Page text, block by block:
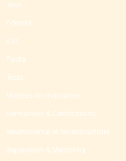
Jeux
E-books
Kits
Packs
Tests
Moteurs de croissance
Formations & Certifications
Neuroscience et Neuroplasticité
Supervision & Mentoring